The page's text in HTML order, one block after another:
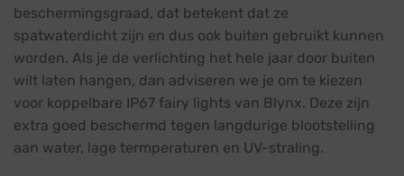
beschermingsgraad, dat betekent dat ze
spatwaterdicht zijn en dus ook buiten gebruikt kunnen
worden. Als je de verlichting het hele jaar door buiten
wilt laten hangen, dan adviseren we je om te kiezen
voor koppelbare IP67 fairy lights van Blynx. Deze zijn
extra goed beschermd tegen langdurige blootstelling
aan water, lage termperaturen en UV-straling.